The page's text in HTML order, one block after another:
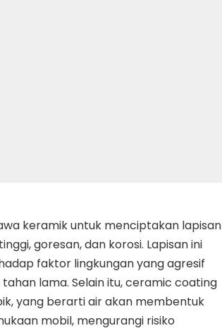
keramik untuk menciptakan lapisan
goresan, dan korosi. Lapisan ini
faktor lingkungan yang agresif
lama. Selain itu, ceramic coating
yang berarti air akan membentuk
mobil, mengurangi risiko